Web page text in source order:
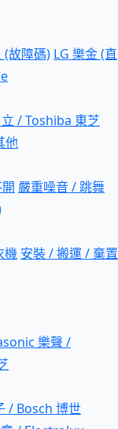
故障碼) LG 樂金 (直
/ Toshiba 東芝
他
嚴重噪音 / 跳舞
機 安裝 / 搬運 / 棄置
樂聲 /
/ Bosch 博世